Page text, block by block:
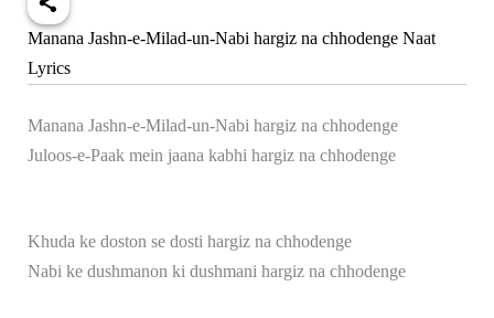
Manana Jashn-e-Milad-un-Nabi hargiz na chhodenge Naat
Lyrics
Manana Jashn-e-Milad-un-Nabi hargiz na chhodenge
Juloos-e-Paak mein jaana kabhi hargiz na chhodenge
Khuda ke doston se dosti hargiz na chhodenge
Nabi ke dushmanon ki dushmani hargiz na chhodenge